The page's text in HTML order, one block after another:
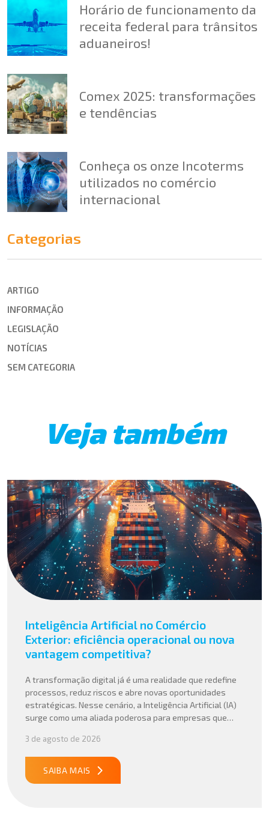
Horário de funcionamento da
receita federal para trânsitos
aduaneiros!
Comex 2025: transformações
e tendências
Conheça os onze Incoterms
utilizados no comércio
internacional
Categorias
ARTIGO
INFORMAÇÃO
LEGISLAÇÃO
NOTÍCIAS
SEM CATEGORIA
Veja também
Inteligência Artificial no Comércio
Exterior: eficiência operacional ou nova
vantagem competitiva?
A transformação digital já é uma realidade que redefine
processos, reduz riscos e abre novas oportunidades
estratégicas. Nesse cenário, a Inteligência Artificial (IA)
surge como uma aliada poderosa para empresas que
suas operações internacionais. Mais do que automatizar
tarefas, a IA vem sendo aplicada para interpretar dados
complexos, […]
3 de agosto de 2026
SAIBA MAIS